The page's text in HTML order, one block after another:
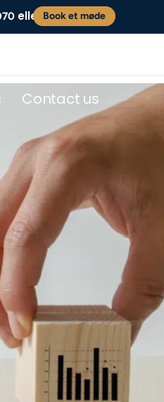
eller Book et møde
Contact us